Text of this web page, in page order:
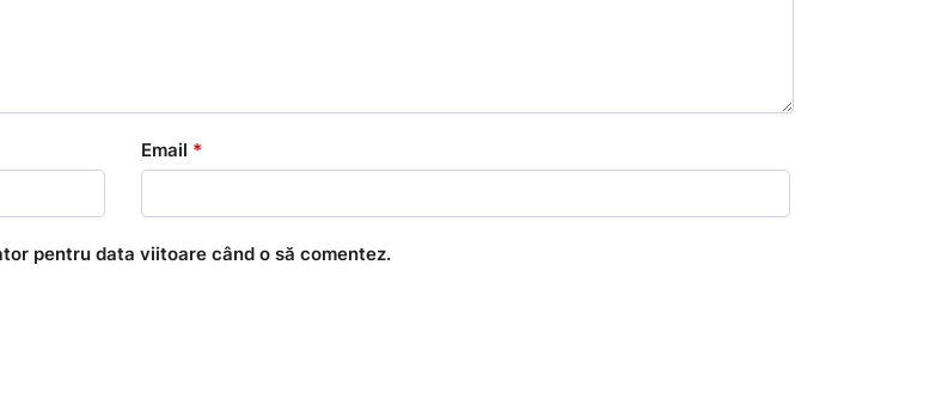
Email *
pentru data viitoare când o să comentez.